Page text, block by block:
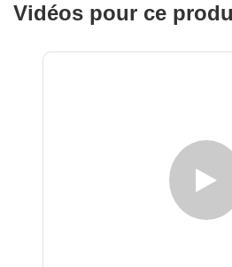
Vidéos pour ce